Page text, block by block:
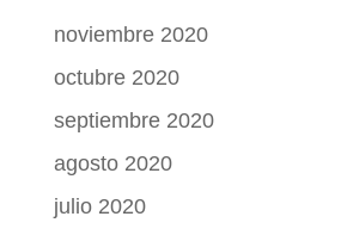
noviembre 2020
octubre 2020
septiembre 2020
agosto 2020
julio 2020